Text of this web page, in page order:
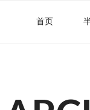
首页